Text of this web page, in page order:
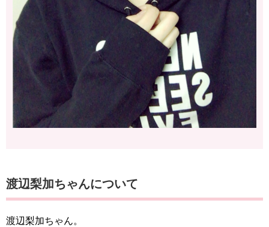
渡辺梨加ちゃんについて
渡辺梨加ちゃん。